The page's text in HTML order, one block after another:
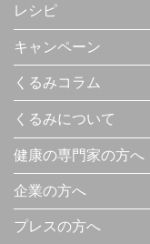
レシピ
キャンペーン
くるみコラム
くるみについて
健康の専門家の方へ
企業の方へ
プレスの方へ